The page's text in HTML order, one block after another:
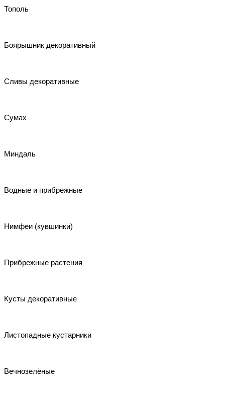
Тополь
Боярышник декоративный
Сливы декоративные
Сумах
Миндаль
Водные и прибрежные
Нимфеи (кувшинки)
Прибрежные растения
Кусты декоративные
Листопадные кустарники
Вечнозелёные